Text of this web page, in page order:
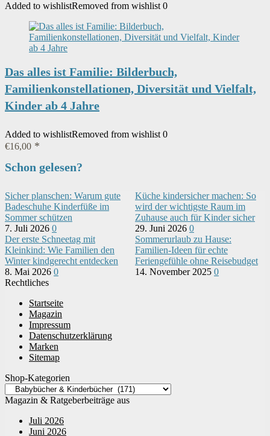
Added to wishlistRemoved from wishlist 0
Das alles ist Familie: Bilderbuch,
Familienkonstellationen, Diversität und Vielfalt,
Kinder ab 4 Jahre
Added to wishlistRemoved from wishlist 0
€16,00
Schon gelesen?
Sicher planschen: Warum gute
Badeschuhe Kinderfüße im
Sommer schützen
7. Juli 2026 0
Küche kindersicher machen: So
wird der wichtigste Raum im
Zuhause auch für Kinder sicher
29. Juni 2026 0
Der erste Schneetag mit
Kleinkind: Wie Familien den
Winter kindgerecht entdecken
8. Mai 2026 0
Sommerurlaub zu Hause:
Familien-Ideen für echte
Feriengefühle ohne Reisebudget
14. November 2025 0
Rechtliches
Startseite
Magazin
Impressum
Datenschutzerklärung
Marken
Sitemap
Shop-Kategorien
Magazin & Ratgeberbeiträge aus
Juli 2026
Juni 2026